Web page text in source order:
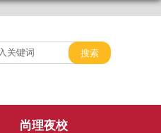
尚理夜校